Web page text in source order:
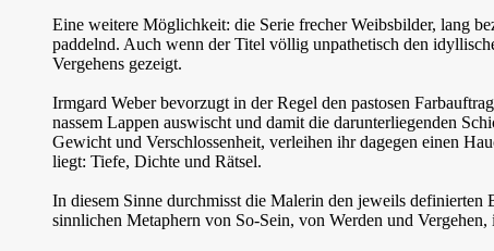
Eine weitere Möglichkeit: die Serie frecher Weibsbilder, lang
paddelnd. Auch wenn der Titel völlig unpathetisch den
Vergehens gezeigt.
Irmgard Weber bevorzugt in der Regel den pastosen
nassem Lappen auswischt und damit die darunterliegenden
Gewicht und Verschlossenheit, verleihen ihr dagegen einen
liegt: Tiefe, Dichte und Rätsel.
In diesem Sinne durchmisst die Malerin den jeweils definierten
sinnlichen Metaphern von So-Sein, von Werden und